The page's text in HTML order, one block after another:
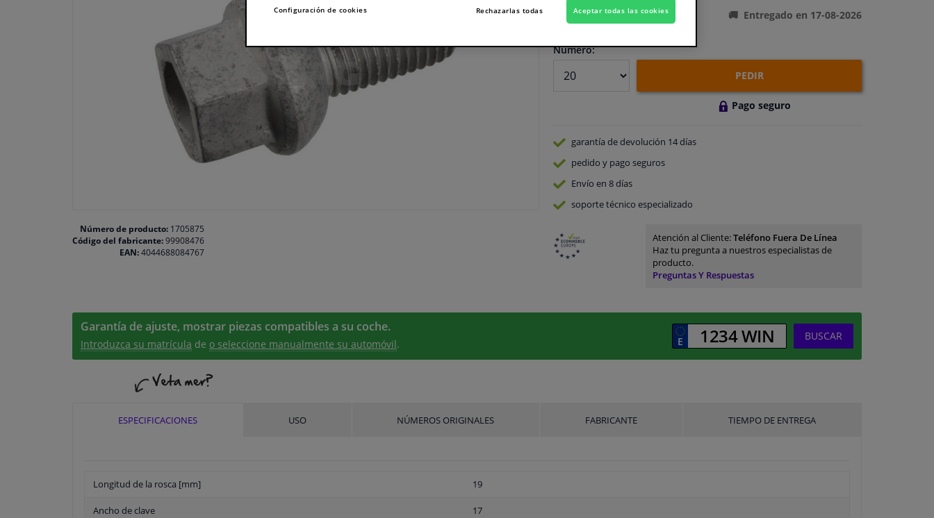
Número de producto: 1705875
Código del fabricante:99908476
EAN:4044688084767
En stock
Entregado en 17-08-2026
Número:
PEDIR
Pago seguro
garantía de devolución 14 días
pedido y pago seguros
Envío en 8 días
soporte técnico especializado
Atención al Cliente:Teléfono Fuera De Línea
Haz tu pregunta a nuestros especialistas de
producto.
Preguntas Y Respuestas
Garantía de ajuste, mostrar piezas compatibles a su coche.
Introduzca su matrícula de o seleccione manualmente su automóvil.
BUSCAR
ESPECIFICACIONES USO NÚMEROS ORIGINALES FABRICANTE TIEMPO DE ENTREGA
Longitud de la rosca [mm] 19
Ancho de clave 17
Configuración de cookies Rechazarlas todas Aceptar todas las cookies